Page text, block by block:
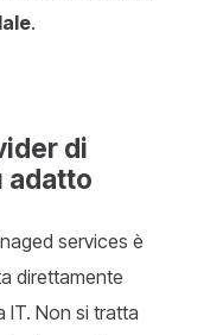
.
di
adatto
services è
direttamente
IT. Non si tratta